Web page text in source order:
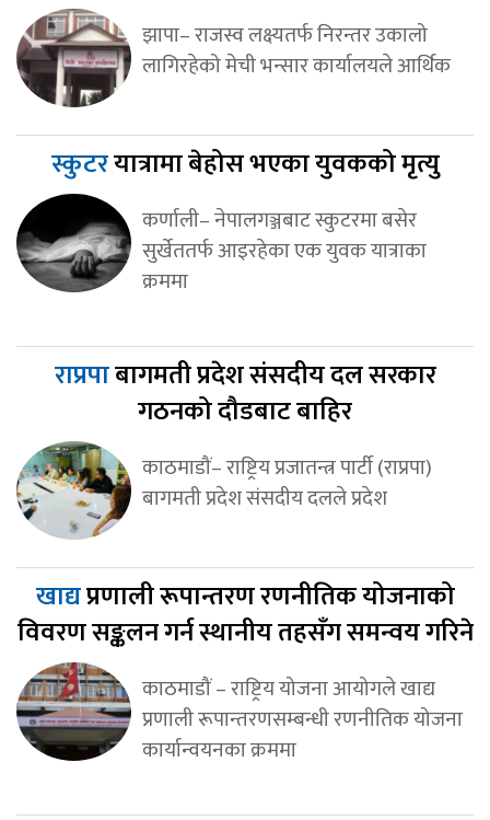
झापा– राजस्व लक्ष्यतर्फ निरन्तर उकालो
लागिरहेको मेची भन्सार कार्यालयले आर्थिक
स्कुटरयात्रामा बेहोस भएका युवकको मृत्यु
कर्णाली– नेपालगञ्जबाट स्कुटरमा बसेर
सुर्खेततर्फ आइरहेका एक युवक यात्राका
क्रममा
राप्रपाबागमती प्रदेश संसदीय दल सरकार
गठनको दौडबाट बाहिर
काठमाडौं– राष्ट्रिय प्रजातन्त्र पार्टी (राप्रपा)
बागमती प्रदेश संसदीय दलले प्रदेश
खाद्यप्रणाली रूपान्तरण रणनीतिक योजनाको
विवरण सङ्कलन गर्न स्थानीय तहसँग समन्वय गरिने
काठमाडौं – राष्ट्रिय योजना आयोगले खाद्य
प्रणाली रूपान्तरणसम्बन्धी रणनीतिक योजना
कार्यान्वयनका क्रममा